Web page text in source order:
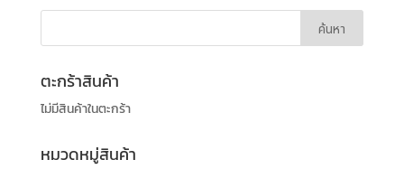
ตะกร้าสินค้า
ไม่มีสินค้าในตะกร้า
หมวดหมู่สินค้า